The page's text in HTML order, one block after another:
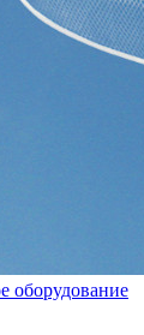
оборудование